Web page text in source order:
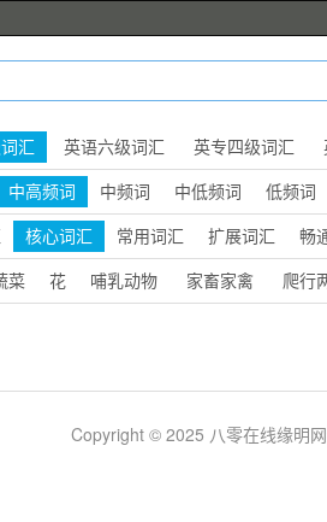
汇 英语六级词汇 英专四级词汇
中高频词 中频词 中低频词 低频词
核心词汇 常用词汇 扩展词汇 畅
菜 花 哺乳动物 家畜家禽 爬行
Copyright © 2025 八零在线缘明